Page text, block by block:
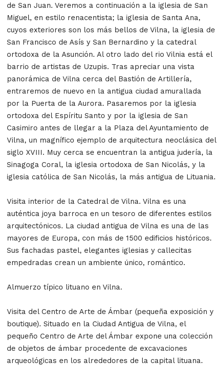
de San Juan. Veremos a continuación a la iglesia de San
Miguel, en estilo renacentista; la iglesia de Santa Ana,
cuyos exteriores son los más bellos de Vilna, la iglesia de
San Francisco de Asís y San Bernardino y la catedral
ortodoxa de la Asunción. Al otro lado del rio Vilnia está el
barrio de artistas de Uzupis. Tras apreciar una vista
panorámica de Vilna cerca del Bastión de Artillería,
entraremos de nuevo en la antigua ciudad amurallada
por la Puerta de la Aurora. Pasaremos por la iglesia
ortodoxa del Espíritu Santo y por la iglesia de San
Casimiro antes de llegar a la Plaza del Ayuntamiento de
Vilna, un magnífico ejemplo de arquitectura neoclásica del
siglo XVIII. Muy cerca se encuentran la antigua judería, la
Sinagoga Coral, la iglesia ortodoxa de San Nicolás, y la
iglesia católica de San Nicolás, la más antigua de Lituania.
Visita interior de la Catedral de Vilna. Vilna es una
auténtica joya barroca en un tesoro de diferentes estilos
arquitectónicos. La ciudad antigua de Vilna es una de las
mayores de Europa, con más de 1500 edificios históricos.
Sus fachadas pastel, elegantes iglesias y callecitas
empedradas crean un ambiente único, romántico.
Almuerzo típico lituano en Vilna.
Visita del Centro de Arte de Ámbar (pequeña exposición y
boutique). Situado en la Ciudad Antigua de Vilna, el
pequeño Centro de Arte del Ámbar expone una colección
de objetos de ámbar procedente de excavaciones
arqueológicas en los alrededores de la capital lituana.